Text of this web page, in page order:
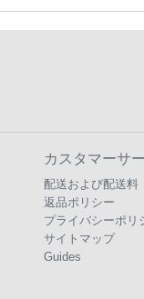
カスタマーサ
配送および配送料
返品ポリシー
プライバシーポリ
サイトマップ
Guides